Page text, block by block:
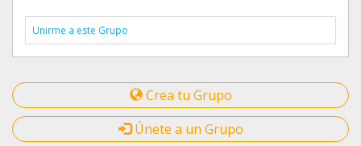
Unirme a este Grupo
Crea tu Grupo
Únete a un Grupo